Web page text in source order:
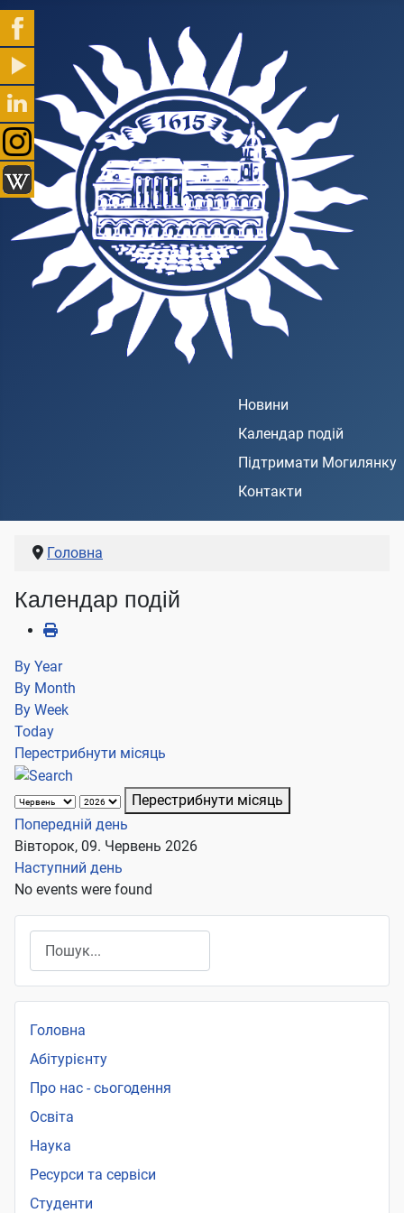
Новини
Календар подій
Підтримати Могилянку
Контакти
Головна
Календар подій
By Year
By Month
By Week
Today
Перестрибнути місяць
Перестрибнути місяць
Попередній день
Вівторок, 09. Червень 2026
Наступний день
No events were found
Головна
Абітурієнту
Про нас - сьогодення
Освіта
Наука
Ресурси та сервіси
Студенти